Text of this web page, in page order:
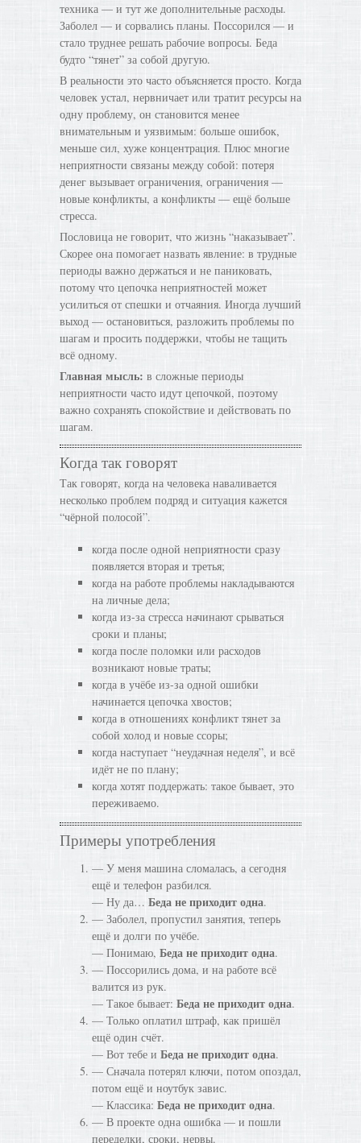
техника — и тут же дополнительные расходы.
Заболел — и сорвались планы. Поссорился — и
стало труднее решать рабочие вопросы. Беда
будто “тянет” за собой другую.
В реальности это часто объясняется просто. Когда
человек устал, нервничает или тратит ресурсы на
одну проблему, он становится менее
внимательным и уязвимым: больше ошибок,
меньше сил, хуже концентрация. Плюс многие
неприятности связаны между собой: потеря
денег вызывает ограничения, ограничения —
новые конфликты, а конфликты — ещё больше
стресса.
Пословица не говорит, что жизнь “наказывает”.
Скорее она помогает назвать явление: в трудные
периоды важно держаться и не паниковать,
потому что цепочка неприятностей может
усилиться от спешки и отчаяния. Иногда лучший
выход — остановиться, разложить проблемы по
шагам и просить поддержки, чтобы не тащить
всё одному.
Главная мысль: в сложные периоды
неприятности часто идут цепочкой, поэтому
важно сохранять спокойствие и действовать по
шагам.
Когда так говорят
Так говорят, когда на человека наваливается
несколько проблем подряд и ситуация кажется
“чёрной полосой”.
когда после одной неприятности сразу
появляется вторая и третья;
когда на работе проблемы накладываются
на личные дела;
когда из-за стресса начинают срываться
сроки и планы;
когда после поломки или расходов
возникают новые траты;
когда в учёбе из-за одной ошибки
начинается цепочка хвостов;
когда в отношениях конфликт тянет за
собой холод и новые ссоры;
когда наступает “неудачная неделя”, и всё
идёт не по плану;
когда хотят поддержать: такое бывает, это
переживаемо.
Примеры употребления
— У меня машина сломалась, а сегодня
ещё и телефон разбился.
— Ну да… Беда не приходит одна.
— Заболел, пропустил занятия, теперь
ещё и долги по учёбе.
— Понимаю, Беда не приходит одна.
— Поссорились дома, и на работе всё
валится из рук.
— Такое бывает: Беда не приходит одна.
— Только оплатил штраф, как пришёл
ещё один счёт.
— Вот тебе и Беда не приходит одна.
— Сначала потерял ключи, потом опоздал,
потом ещё и ноутбук завис.
— Классика: Беда не приходит одна.
— В проекте одна ошибка — и пошли
переделки, сроки, нервы.